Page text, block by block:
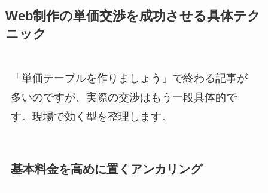
Web制作の単価交渉を成功させる具体テク
ニック
「単価テーブルを作りましょう」で終わる記事が
多いのですが、実際の交渉はもう一段具体的で
す。現場で効く型を整理します。
基本料金を高めに置くアンカリング